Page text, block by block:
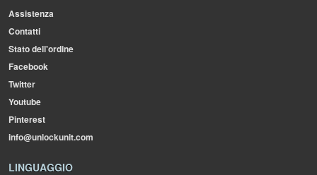
Assistenza
Contatti
Stato dell'ordine
Facebook
Twitter
Youtube
Pinterest
info@unlockunit.com
LINGUAGGIO